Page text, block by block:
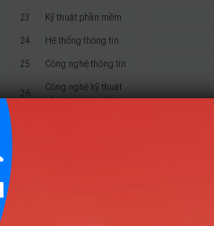
23 Kỹ thuật phần mềm
24 Hệ thống thông tin
25 Công nghệ thông tin
26
Công nghệ kỹ thuật
công trình xây dựng